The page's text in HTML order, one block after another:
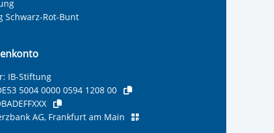
Schwarz-Rot-Bunt
IB-Stiftung
5004 0000 0594 1208 00
AG, Frankfurt am Main